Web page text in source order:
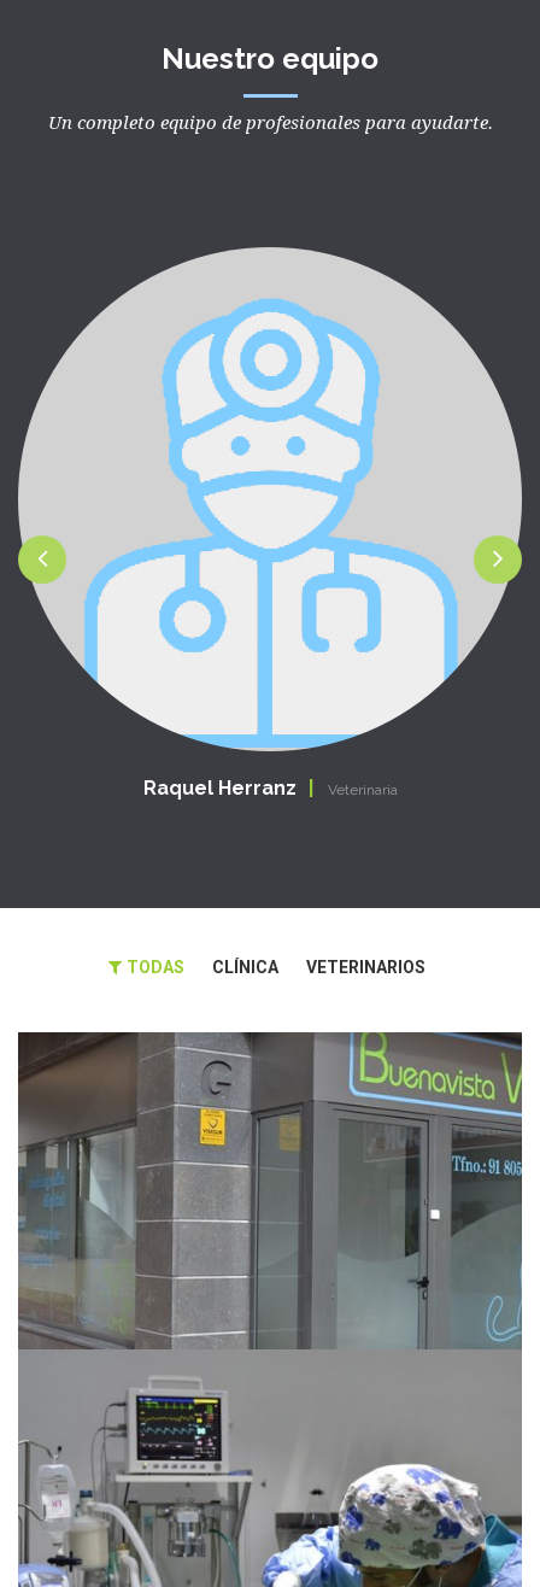
Nuestro equipo
Un completo equipo de profesionales para ayudarte.
Raquel Herranz Veterinaria
TODAS CLÍNICA VETERINARIOS